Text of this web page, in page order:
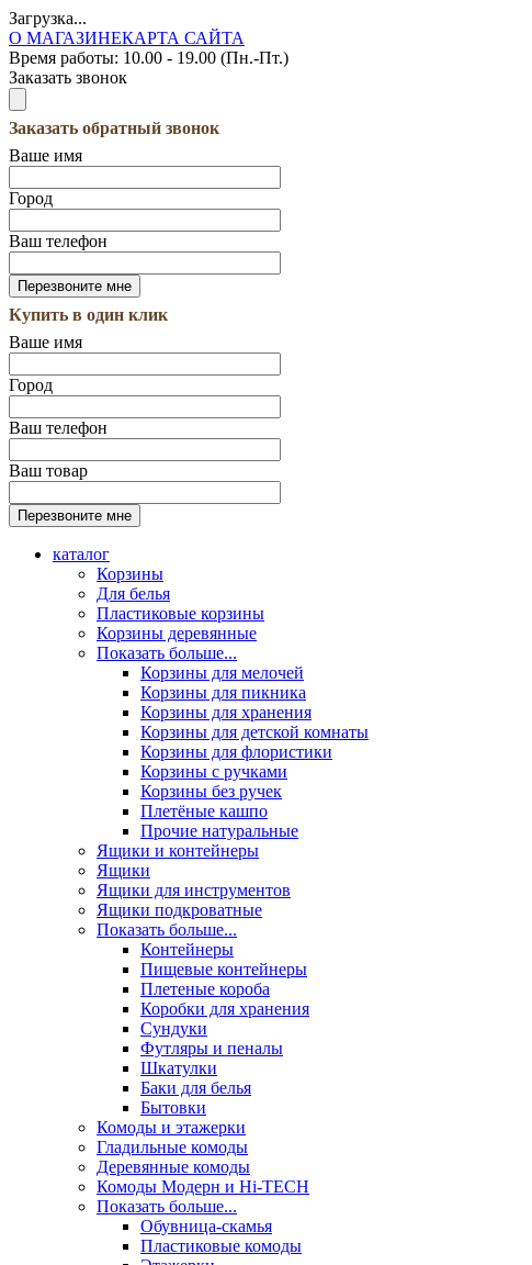
Загрузка...
О МАГАЗИНЕКАРТА САЙТА
Время работы: 10.00 - 19.00 (Пн.-Пт.)
Заказать звонок
Заказать обратный звонок
Ваше имя
Город
Ваш телефон
Купить в один клик
Ваше имя
Город
Ваш телефон
Ваш товар
каталог
Корзины
Для белья
Пластиковые корзины
Корзины деревянные
Показать больше...
Корзины для мелочей
Корзины для пикника
Корзины для хранения
Корзины для детской комнаты
Корзины для флористики
Корзины с ручками
Корзины без ручек
Плетёные кашпо
Прочие натуральные
Ящики и контейнеры
Ящики
Ящики для инструментов
Ящики подкроватные
Показать больше...
Контейнеры
Пищевые контейнеры
Плетеные короба
Коробки для хранения
Сундуки
Футляры и пеналы
Шкатулки
Баки для белья
Бытовки
Комоды и этажерки
Гладильные комоды
Деревянные комоды
Комоды Модерн и Hi-TECH
Показать больше...
Обувница-скамья
Пластиковые комоды